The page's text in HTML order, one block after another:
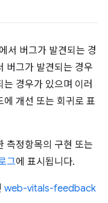
서 버그가 발견되는 경
버그가 발견되는 경우
경우가 있으며 이러
개선 또는 회귀로 표
측정항목의 구현 또는
그에 표시됩니다.
web-vitals-feedback